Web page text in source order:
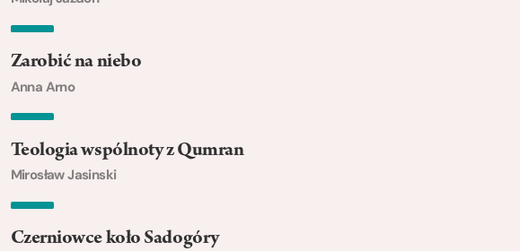
Zarobić na niebo
Anna Arno
Teologia wspólnoty z Qumran
Mirosław Jasinski
Czerniowce koło Sadogóry